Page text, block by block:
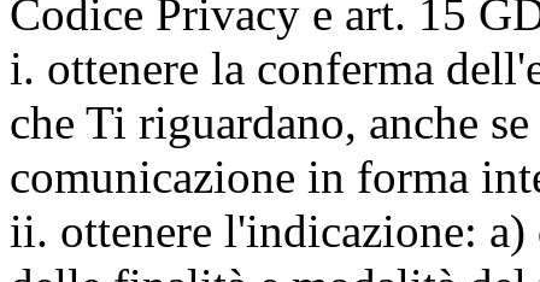
Codice Privacy e art. 15
i. ottenere la conferma
che Ti riguardano, anche
comunicazione in forma
ii. ottenere l'indicazione: